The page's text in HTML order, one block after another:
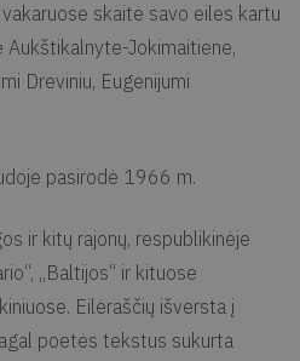
skaitė savo eiles kartu
Aukštikalnyte-Jokimaitiene,
Dreviniu, Eugenijumi
pasirodė 1966 m.
ir kitų rajonų, respublikinėje
„Baltijos“ ir kituose
Eilėraščių išversta į
poetės tekstus sukurta